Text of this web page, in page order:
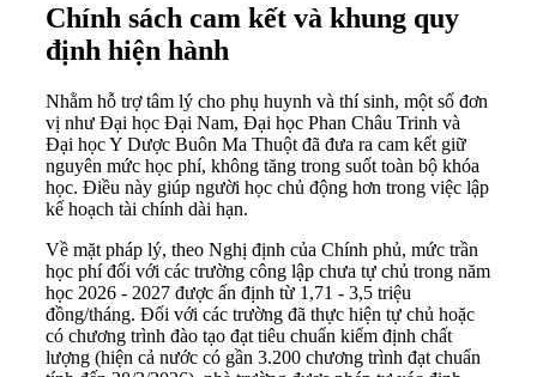
Chính sách cam kết và khung quy
định hiện hành
Nhằm hỗ trợ tâm lý cho phụ huynh và thí sinh, một số đơn
vị như Đại học Đại Nam, Đại học Phan Châu Trinh và
Đại học Y Dược Buôn Ma Thuột đã đưa ra cam kết giữ
nguyên mức học phí, không tăng trong suốt toàn bộ khóa
học. Điều này giúp người học chủ động hơn trong việc lập
kế hoạch tài chính dài hạn.
Về mặt pháp lý, theo Nghị định của Chính phủ, mức trần
học phí đối với các trường công lập chưa tự chủ trong năm
học 2026 - 2027 được ấn định từ 1,71 - 3,5 triệu
đồng/tháng. Đối với các trường đã thực hiện tự chủ hoặc
có chương trình đào tạo đạt tiêu chuẩn kiểm định chất
lượng (hiện cả nước có gần 3.200 chương trình đạt chuẩn